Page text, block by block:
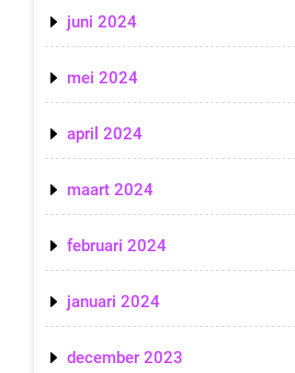
juni 2024
mei 2024
april 2024
maart 2024
februari 2024
januari 2024
december 2023